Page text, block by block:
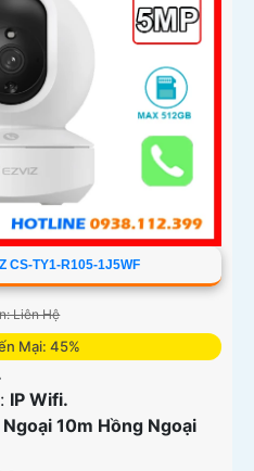
CS-TY1-R105-1J5WF
Liên Hệ
Mại: 45%
IP Wifi.
10m Hồng Ngoại